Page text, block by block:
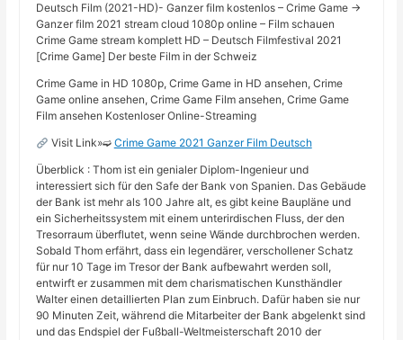
Deutsch Film (2021-HD)- Ganzer film kostenlos – Crime Game →
Ganzer film 2021 stream cloud 1080p online – Film schauen
Crime Game stream komplett HD – Deutsch Filmfestival 2021
[Crime Game] Der beste Film in der Schweiz
Crime Game in HD 1080p, Crime Game in HD ansehen, Crime
Game online ansehen, Crime Game Film ansehen, Crime Game
Film ansehen Kostenloser Online-Streaming
Visit Link»➫ Crime Game 2021 Ganzer Film Deutsch
Überblick : Thom ist ein genialer Diplom-Ingenieur und
interessiert sich für den Safe der Bank von Spanien. Das Gebäude
der Bank ist mehr als 100 Jahre alt, es gibt keine Baupläne und
ein Sicherheitssystem mit einem unterirdischen Fluss, der den
Tresorraum überflutet, wenn seine Wände durchbrochen werden.
Sobald Thom erfährt, dass ein legendärer, verschollener Schatz
für nur 10 Tage im Tresor der Bank aufbewahrt werden soll,
entwirft er zusammen mit dem charismatischen Kunsthändler
Walter einen detaillierten Plan zum Einbruch. Dafür haben sie nur
90 Minuten Zeit, während die Mitarbeiter der Bank abgelenkt sind
und das Endspiel der Fußball-Weltmeisterschaft 2010 der